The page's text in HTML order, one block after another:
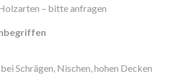
– bitte anfragen
Schrägen, Nischen, hohen Decken